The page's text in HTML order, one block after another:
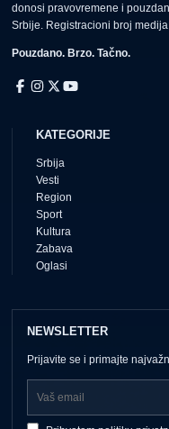
donosi pravovremene i
Srbije. Registracioni broj
Pouzdano. Brzo. Tačno.
KATEGORIJE
Srbija
Vesti
Region
Sport
Kultura
Zabava
Oglasi
NEWSLETTER
Prijavite se i primajte